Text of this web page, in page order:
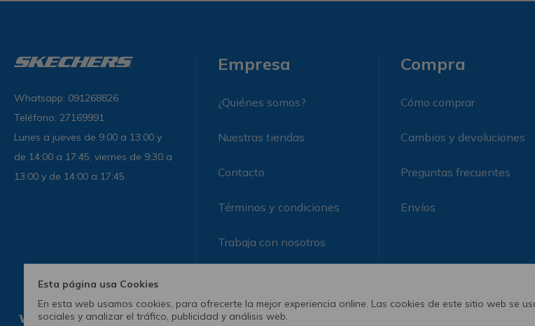
Esta página usa Cookies
En esta web usamos cookies, para ofrecerte la mejor experiencia online. Las cookies de este sitio web se
sociales y analizar el tráfico, publicidad y análisis web.
Whatsapp: 091268826
Teléfono: 27169991
Lunes a jueves de 9:00 a 13:00 y
de 14:00 a 17:45, viernes de 9:30 a
13:00 y de 14:00 a 17:45.
Empresa
¿Quiénes somos?
Nuestras tiendas
Contacto
Términos y condiciones
Trabaja con nosotros
Compra
Cómo comprar
Cambios y devoluciones
Preguntas frecuentes
Envíos